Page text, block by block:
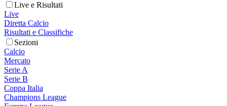
Live e Risultati
Live
Diretta Calcio
Risultati e Classifiche
Sezioni
Calcio
Mercato
Serie A
Serie B
Coppa Italia
Champions League